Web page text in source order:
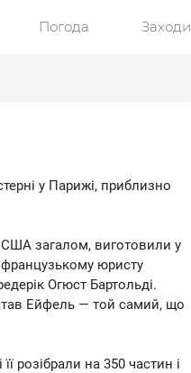
Погода Заходи
у Парижі, приблизно
загалом, виготовили у
французькому юристу
Огюст Бартольді.
Ейфель — той самий, що
розібрали на 350 частин і